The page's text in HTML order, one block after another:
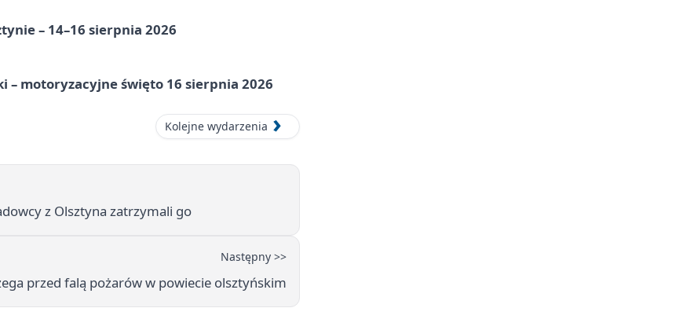
– 14–16 sierpnia 2026
– motoryzacyjne święto 16 sierpnia 2026
Kolejne wydarzenia
z Olsztyna zatrzymali go
Następny >>
przed falą pożarów w powiecie olsztyńskim